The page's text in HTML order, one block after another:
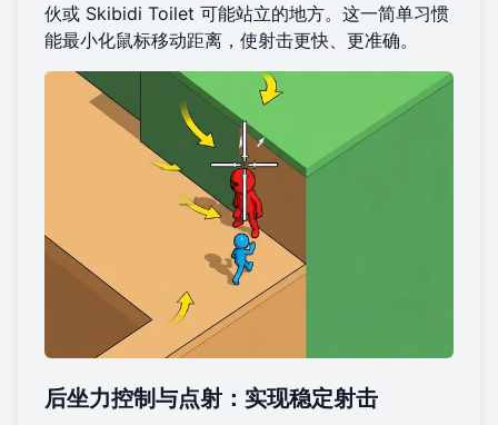
伙或 Skibidi Toilet 可能站立的地方。这一简单习惯
能最小化鼠标移动距离，使射击更快、更准确。
后坐力控制与点射：实现稳定射击